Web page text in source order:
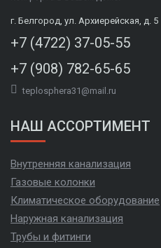
г. Белгород, ул. Архиерейская, д. 5
+7 (4722) 37-05-55
+7 (908) 782-65-65
teplosphera31@mail.ru
НАШ АССОРТИМЕНТ
Внутренняя канализация
Газовые колонки
Климатическое оборудование
Наружная канализация
Трубы и фитинги